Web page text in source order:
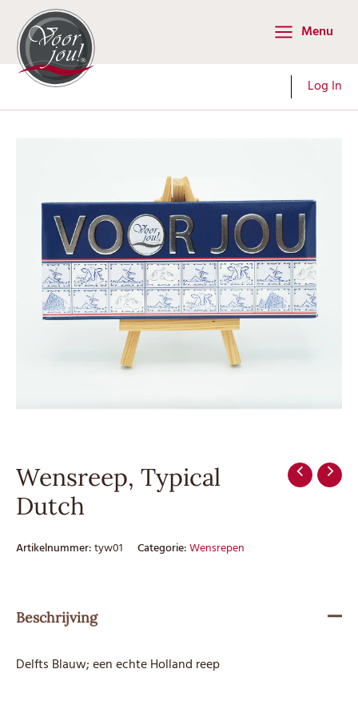
naar
inhoud
Main
Menu
Menu
Log In
Wensreep, Typical
Dutch
Artikelnummer:tyw01 Categorie:Wensrepen
Beschrijving
Delfts Blauw; een echte Holland reep